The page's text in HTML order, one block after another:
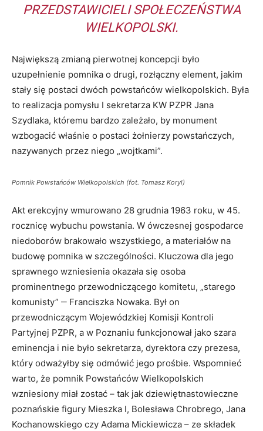
PRZEDSTAWICIELI SPOŁECZEŃSTWA
WIELKOPOLSKI.
Największą zmianą pierwotnej koncepcji było
uzupełnienie pomnika o drugi, rozłączny element, jakim
stały się postaci dwóch powstańców wielkopolskich. Była
to realizacja pomysłu I sekretarza KW PZPR Jana
Szydlaka, któremu bardzo zależało, by monument
wzbogacić właśnie o postaci żołnierzy powstańczych,
nazywanych przez niego „wojtkami”.
Pomnik Powstańców Wielkopolskich (fot. Tomasz Koryl)
Akt erekcyjny wmurowano 28 grudnia 1963 roku, w 45.
rocznicę wybuchu powstania. W ówczesnej gospodarce
niedoborów brakowało wszystkiego, a materiałów na
budowę pomnika w szczególności. Kluczowa dla jego
sprawnego wzniesienia okazała się osoba
prominentnego przewodniczącego komitetu, „starego
komunisty” ‒ Franciszka Nowaka. Był on
przewodniczącym Wojewódzkiej Komisji Kontroli
Partyjnej PZPR, a w Poznaniu funkcjonował jako szara
eminencja i nie było sekretarza, dyrektora czy prezesa,
który odważyłby się odmówić jego prośbie. Wspomnieć
warto, że pomnik Powstańców Wielkopolskich
wzniesiony miał zostać – tak jak dziewiętnastowieczne
poznańskie figury Mieszka I, Bolesława Chrobrego, Jana
Kochanowskiego czy Adama Mickiewicza – ze składek